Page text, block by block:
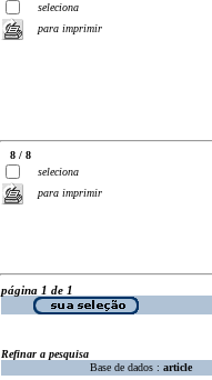
seleciona
para imprimir
8 / 8
seleciona
para imprimir
página 1 de 1
Refinar a pesquisa
Base de dados : article